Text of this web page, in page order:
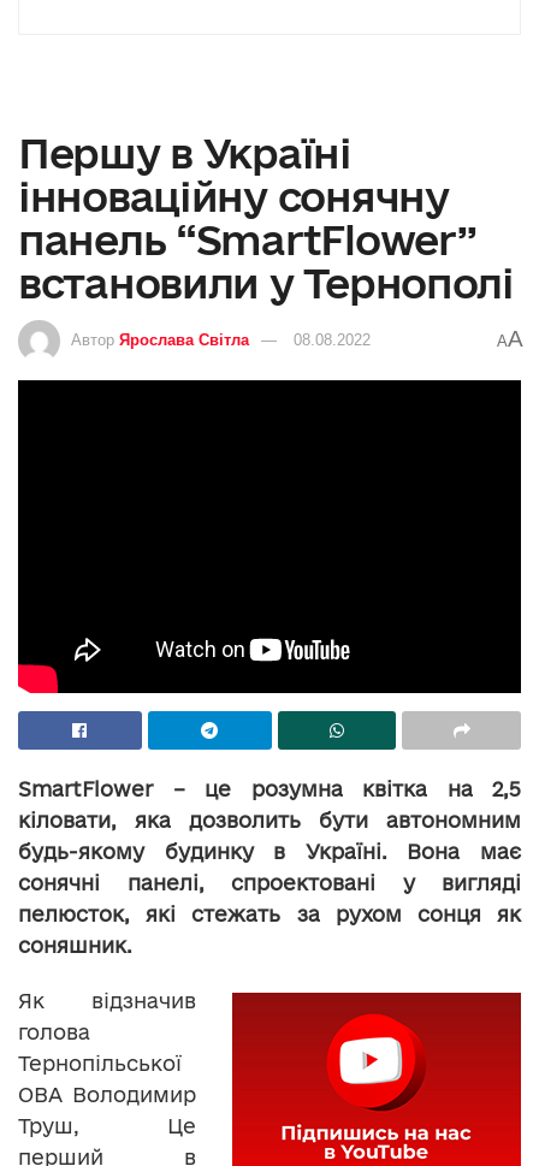
Першу в Україні
інноваційну сонячну
панель “SmartFlower”
встановили у Тернополі
Автор Ярослава Світла 08.08.2022 AA
SmartFlower – це розумна квітка на 2,5
кіловати, яка дозволить бути автономним
будь-якому будинку в Україні. Вона має
сонячні панелі, спроектовані у вигляді
пелюсток, які стежать за рухом сонця як
соняшник.
Як відзначив
голова
Тернопільської
ОВА Володимир
Труш, Це
перший в